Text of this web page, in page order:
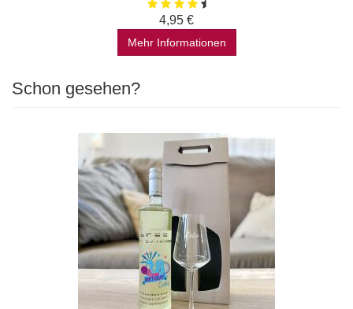
4,95 €
Mehr Informationen
Schon gesehen?